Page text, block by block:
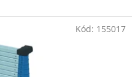
Kód: 155017